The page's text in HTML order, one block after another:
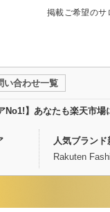
掲載ご希望のサ
い合わせ一覧
No1!】あなたも楽天市
人気ブラン
Rakuten